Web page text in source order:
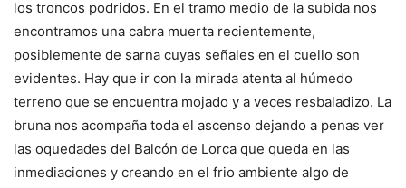
los troncos podridos. En el tramo medio de la subida nos
encontramos una cabra muerta recientemente,
posiblemente de sarna cuyas señales en el cuello son
evidentes. Hay que ir con la mirada atenta al húmedo
terreno que se encuentra mojado y a veces resbaladizo. La
bruna nos acompaña toda el ascenso dejando a penas ver
las oquedades del Balcón de Lorca que queda en las
inmediaciones y creando en el frio ambiente algo de